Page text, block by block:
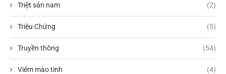
Triệt sản nam (2)
Triệu Chứng (5)
Truyền thông (54)
Viêm mào tinh (4)